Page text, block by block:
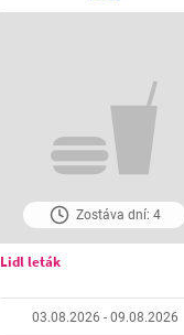
Zostáva dní: 4
Lidl leták
03.08.2026 - 09.08.2026